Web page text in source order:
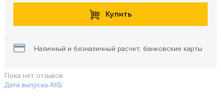
Купить
Наличный и безналичный расчет, банковские карты
Пока нет отзывов
Дата выпуска АКБ